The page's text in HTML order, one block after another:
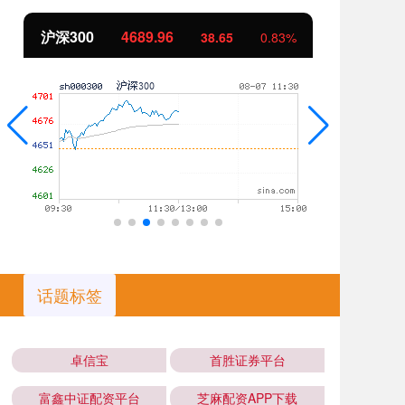
沪深300 4689.96 38.65 0.83%
话题标签
卓信宝 首胜证券平台
富鑫中证配资平台 芝麻配资APP下载